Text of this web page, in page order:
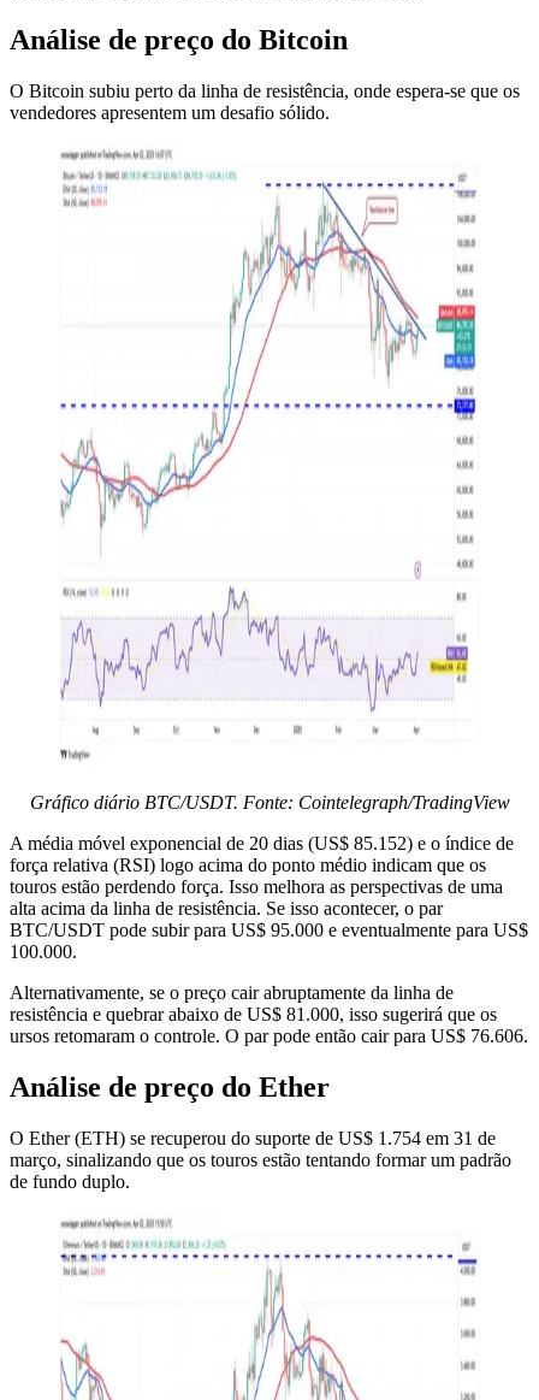
Análise de preço do Bitcoin
O Bitcoin subiu perto da linha de resistência, onde espera-se que os
vendedores apresentem um desafio sólido.
Gráfico diário BTC/USDT. Fonte: Cointelegraph/TradingView
A média móvel exponencial de 20 dias (US$ 85.152) e o índice de
força relativa (RSI) logo acima do ponto médio indicam que os
touros estão perdendo força. Isso melhora as perspectivas de uma
alta acima da linha de resistência. Se isso acontecer, o par
BTC/USDT pode subir para US$ 95.000 e eventualmente para US$
100.000.
Alternativamente, se o preço cair abruptamente da linha de
resistência e quebrar abaixo de US$ 81.000, isso sugerirá que os
ursos retomaram o controle. O par pode então cair para US$ 76.606.
Análise de preço do Ether
O Ether (ETH) se recuperou do suporte de US$ 1.754 em 31 de
março, sinalizando que os touros estão tentando formar um padrão
de fundo duplo.